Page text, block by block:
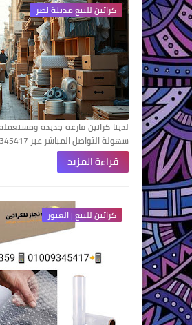
كراتين للبيع مدينة نصر
لدينا كراتين فارغة جديدة
سهولة التواصل المباشر عبر 01009345417 و011454153…
قراءة المزيد
كراتين للبيع | العبور